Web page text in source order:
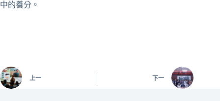
中的養分。
上一 下一